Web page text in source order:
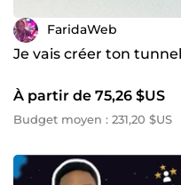
FaridaWeb
Je vais créer ton
À partir de 75,26 $US
Budget moyen : 231,20 $US